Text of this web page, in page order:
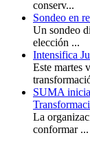
conserv...
Sondeo en
Un sondeo
elección ...
Intensifica
Este martes
SUMA inicia
La
conformar ...